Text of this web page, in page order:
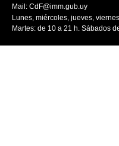
Mail: CdF@imm.gub.uy
Lunes, miércoles, jueves,
Martes: de 10 a 21 h. Sábados